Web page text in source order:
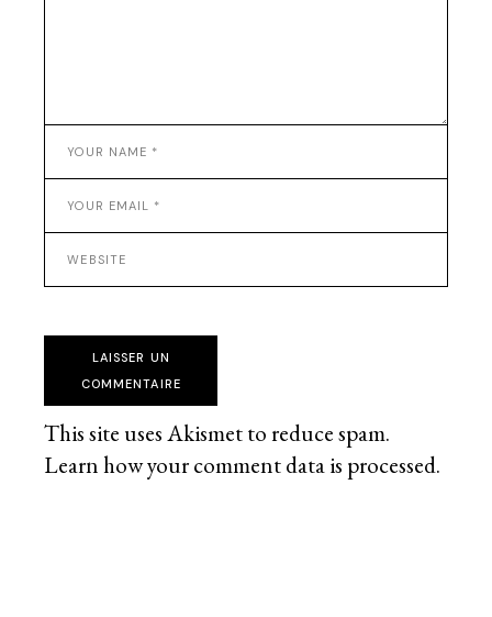
LAISSER UN
COMMENTAIRE
This site uses Akismet to reduce spam.
Learn how your comment data is processed.